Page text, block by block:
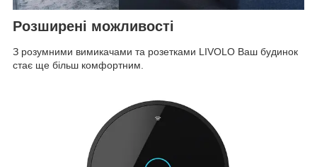
Розширені можливості
З розумними вимикачами та розетками LIVOLO Ваш будинок
стає ще більш комфортним.